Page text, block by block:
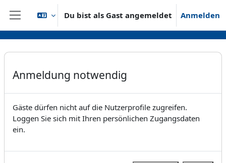
Zum Hauptinhalt
Website-Übersicht
Du bist als Gast angemeldet Anmelden
Anmeldung notwendig
Gäste dürfen nicht auf die Nutzerprofile zugreifen.
Loggen Sie sich mit Ihren persönlichen Zugangsdaten
ein.